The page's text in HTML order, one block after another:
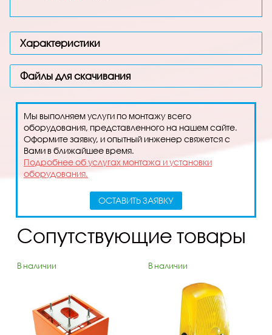
Характеристики
Файлы для скачивания
ОСТАВИТЬ ЗАЯВКУ
Мы выполняем услуги по монтажу всего
оборудования, представленного на нашем сайте.
Оформите заявку, и опытный инженер свяжется с
Вами в ближайшее время.
Подробнее об услугах монтажа и установки
оборудования.
Сопутствующие товары
В наличии В наличии